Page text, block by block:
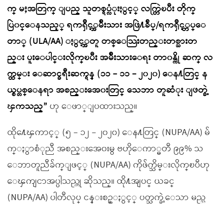
က္ မႈအတြက္ ျပည္ သူတစ္ရပ္လံုးႏွင့္ လက္တြဲၿပီး တိုက္
ပြဲ၀င္ေနသည့္ ရကၡိဳင့္အမ်ိဳးသား အဖြဲ႔ခ်ဳပ္/ရကၡိဳင့္တပ္ေ
တာ္ (ULA/AA) ႏွင့္အတူ တစ္ေသြးတည္းတစ္သားတ
ည္း ပူးေပါင္းလိုက္ၿပီး အမ်ိဳးသားေရး တာ၀န္ကို ဆက္ လ
က္ထမ္း ေဆာင္ခရီးဆက္ရန္ (၁၁ – ၁၁ – ၂၀၂၀) ေန႔တြင္ န
ယ္စပ္တစ္ေနရာ အစည္းအေ၀းတြင္ သေဘာ တူဆံုး ျဖတ္ခဲ့
ၾကသည္” ဟု ေဖာ္ျပထားသည္။
ထို႔ေၾကာင့္ (၅ – ၁၂ – ၂၀၂၀) ေန႔တြင္ (NUPA/AA) မ်
က္ႏွာစံုညီ အစည္းအေ၀းမွ ဗဟိုေကာ္မတီ ၉၉% သ
ေဘာတူညီခ်က္ျဖင့္ (NUPA/AA) ကိုဖ်က္သိမ္းလိုက္ၿပီဟု
ေၾကျငာအပ္ပါသည္ဟု ဆိုသည္။ ထို႔အျပင္ ယခင္
(NUPA/AA) ပါတီလုပ္ ငန္းစဥ္ႏွင့္ ပတ္သက္ခဲ့ေသာ မည္သ